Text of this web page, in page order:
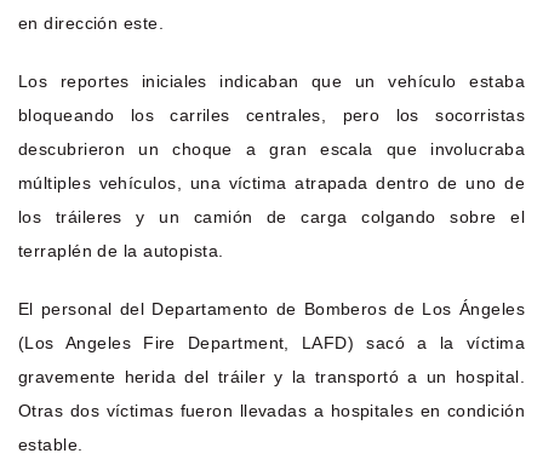
en dirección este.
Los reportes iniciales indicaban que un vehículo estaba
bloqueando los carriles centrales, pero los socorristas
descubrieron un choque a gran escala que involucraba
múltiples vehículos, una víctima atrapada dentro de uno de
los tráileres y un camión de carga colgando sobre el
terraplén de la autopista.
El personal del Departamento de Bomberos de Los Ángeles
(Los Angeles Fire Department, LAFD) sacó a la víctima
gravemente herida del tráiler y la transportó a un hospital.
Otras dos víctimas fueron llevadas a hospitales en condición
estable.